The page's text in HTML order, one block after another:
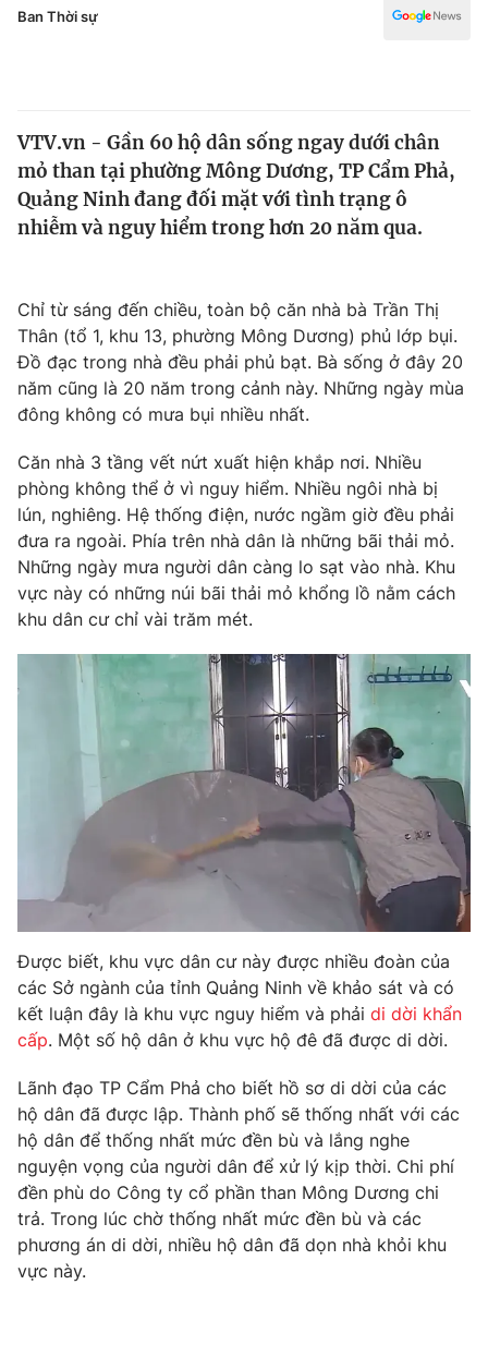
Pháp luật
Thế giới
Tin tức
Thế giới đó đây
Kinh tế
Góc doanh nghiệp
Truyền hình
Phim VTV
Hậu trường
Nhân vật
Khán giả
Giải sao mai
Giải trí
Âm nhạc
Sao
Đời sống
Du lịch
Làm đẹp
Chất lượng cuộc sống
Giáo dục
Tuyển sinh
Học trực tuyến
Công nghệ
Hitech Công nghệ tương lai
Sản phẩm
Lịch phát sóng
Chuyên mục khác
Emagazine Podcast
Photo Infographic
Video Shorts video
VTV Money VTV Thể thao
VTV Sức khoẻ Bất động sản
Thị trường 24h Tấm lòng Việt
VTV4 Vươn mình bằng AI
VTV9
Công nghệ
Ban Thời sự
VTV.vn - Gần 60 hộ dân sống ngay dưới chân
mỏ than tại phường Mông Dương, TP Cẩm Phả,
Quảng Ninh đang đối mặt với tình trạng ô
nhiễm và nguy hiểm trong hơn 20 năm qua.
Chỉ từ sáng đến chiều, toàn bộ căn nhà bà Trần Thị
Thân (tổ 1, khu 13, phường Mông Dương) phủ lớp bụi.
Đồ đạc trong nhà đều phải phủ bạt. Bà sống ở đây 20
năm cũng là 20 năm trong cảnh này. Những ngày mùa
đông không có mưa bụi nhiều nhất.
Căn nhà 3 tầng vết nứt xuất hiện khắp nơi. Nhiều
phòng không thể ở vì nguy hiểm. Nhiều ngôi nhà bị
lún, nghiêng. Hệ thống điện, nước ngầm giờ đều phải
đưa ra ngoài. Phía trên nhà dân là những bãi thải mỏ.
Những ngày mưa người dân càng lo sạt vào nhà. Khu
vực này có những núi bãi thải mỏ khổng lồ nằm cách
khu dân cư chỉ vài trăm mét.
Được biết, khu vực dân cư này được nhiều đoàn của
các Sở ngành của tỉnh Quảng Ninh về khảo sát và có
kết luận đây là khu vực nguy hiểm và phải di dời khẩn
cấp. Một số hộ dân ở khu vực hộ đê đã được di dời.
Lãnh đạo TP Cẩm Phả cho biết hồ sơ di dời của các
hộ dân đã được lập. Thành phố sẽ thống nhất với các
hộ dân để thống nhất mức đền bù và lắng nghe
nguyện vọng của người dân để xử lý kịp thời. Chi phí
đền phù do Công ty cổ phần than Mông Dương chi
trả. Trong lúc chờ thống nhất mức đền bù và các
phương án di dời, nhiều hộ dân đã dọn nhà khỏi khu
vực này.